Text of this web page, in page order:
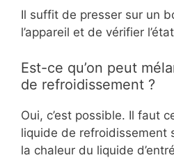
Il suffit de presser sur un
l’appareil et de vérifier
Est-ce qu’on peut
de refroidissement ?
Oui, c’est possible. Il faut
liquide de refroidissement
la chaleur du liquide